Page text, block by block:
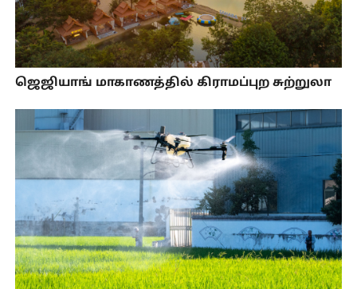
ஜெஜியாங் மாகாணத்தில் கிராமப்புற சுற்றுலா